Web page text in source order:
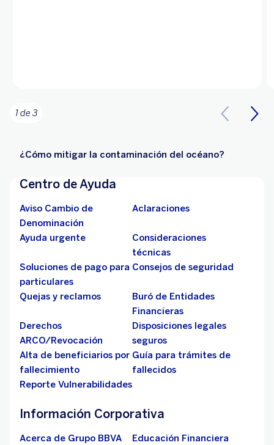
1 de 3
¿Cómo mitigar la contaminación del océano?
Centro de Ayuda
Aviso Cambio de
Denominación
Aclaraciones
Ayuda urgente
Consideraciones
técnicas
Soluciones de pago para
particulares
Consejos de seguridad
Quejas y reclamos
Buró de Entidades
Financieras
Derechos
ARCO/Revocación
Disposiciones legales
seguros
Alta de beneficiarios por
fallecimiento
Guía para trámites de
fallecidos
Reporte Vulnerabilidades
Información Corporativa
Acerca de Grupo BBVA
Educación Financiera